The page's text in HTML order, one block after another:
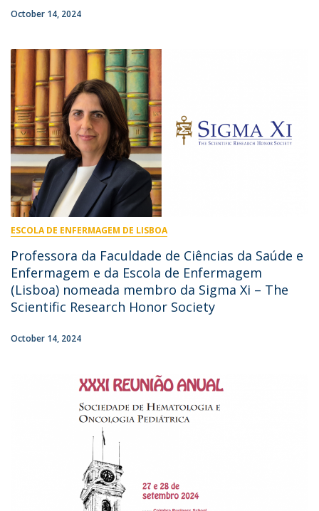
October 14, 2024
ESCOLA DE ENFERMAGEM DE LISBOA
Professora da Faculdade de Ciências da Saúde e
Enfermagem e da Escola de Enfermagem
(Lisboa) nomeada membro da Sigma Xi – The
Scientific Research Honor Society
October 14, 2024